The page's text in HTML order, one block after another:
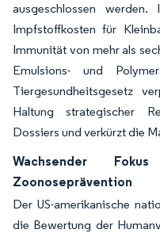
ausgeschlossen
Impfstoffkosten für
Immunität von mehr als
Emulsions- und
Tiergesundheitsgesetz
Haltung strategischer
Dossiers und verkürzt die
Wachsender
Zoonosepräven­tion
Der US-amerikanische
die Bewertung der